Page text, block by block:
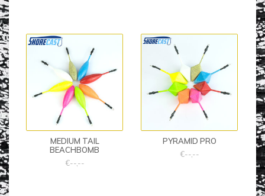
MEDIUM TAIL
BEACHBOMB
€--,--
PYRAMID PRO
€--,--